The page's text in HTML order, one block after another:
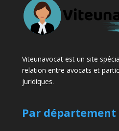
Viteunavocat est un site
relation entre avocats et
juridiques.
Par